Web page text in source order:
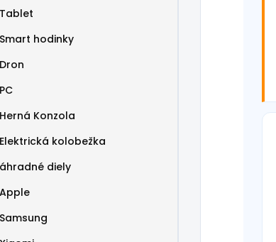
Tablet
Smart hodinky
Dron
PC
Herná Konzola
Elektrická kolobežka
diely
Apple
Samsung